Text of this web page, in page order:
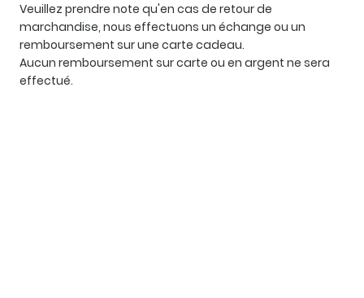
Veuillez prendre note qu'en cas de retour de
marchandise, nous effectuons un échange ou un
remboursement sur une carte cadeau.
Aucun remboursement sur carte ou en argent ne sera
effectué.